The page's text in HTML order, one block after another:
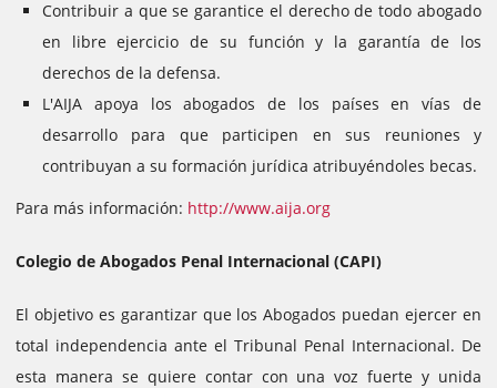
Contribuir a que se garantice el derecho de todo abogado
en libre ejercicio de su función y la garantía de los
derechos de la defensa.
L'AIJA apoya los abogados de los países en vías de
desarrollo para que participen en sus reuniones y
contribuyan a su formación jurídica atribuyéndoles becas.
Para más información: http://www.aija.org
Colegio de Abogados Penal Internacional (CAPI)
El objetivo es garantizar que los Abogados puedan ejercer en
total independencia ante el Tribunal Penal Internacional. De
esta manera se quiere contar con una voz fuerte y unida